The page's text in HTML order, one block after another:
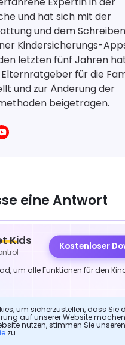
und hat sich mit der
und dem Schreiben
Kindersicherungs-
letzten fünf Jahren
für die
und zur Änderung der
beigetragen.
eine Antwort
Kids Kostenloser
um alle Funktionen für den
um sicherzustellen, dass Sie
auf unserer Website
nutzen, stimmen Sie unseren
zu.